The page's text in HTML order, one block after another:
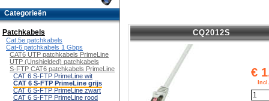
CQ2012S
€
Categorieën
Patchkabels
Cat.5e patchkabels
Cat-6 patchkabels 1 Gbps
CAT6 UTP patchkabels PrimeLine
UTP (Unshielded) patchkabels
S-FTP CAT6 patchkabels PrimeLine
CAT 6 S-FTP PrimeLine wit
CAT 6 S-FTP PrimeLine grijs
CAT 6 S-FTP PrimeLine zwart
CAT 6 S-FTP PrimeLine rood